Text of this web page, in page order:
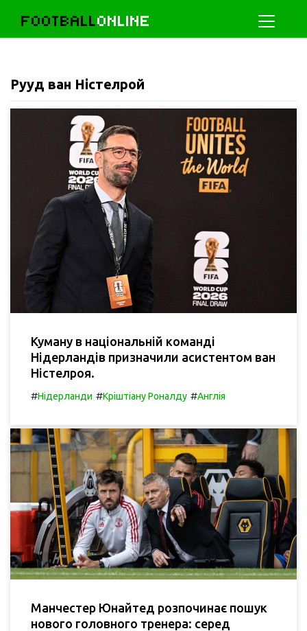
FOOTBALLONLINE
Рууд ван Ністелрой
Куману в національній команді
Нідерландів призначили асистентом ван
Ністелроя.
#Нідерланди #Кріштіану Роналду #Англія
Манчестер Юнайтед розпочинає пошук
нового головного тренера: серед